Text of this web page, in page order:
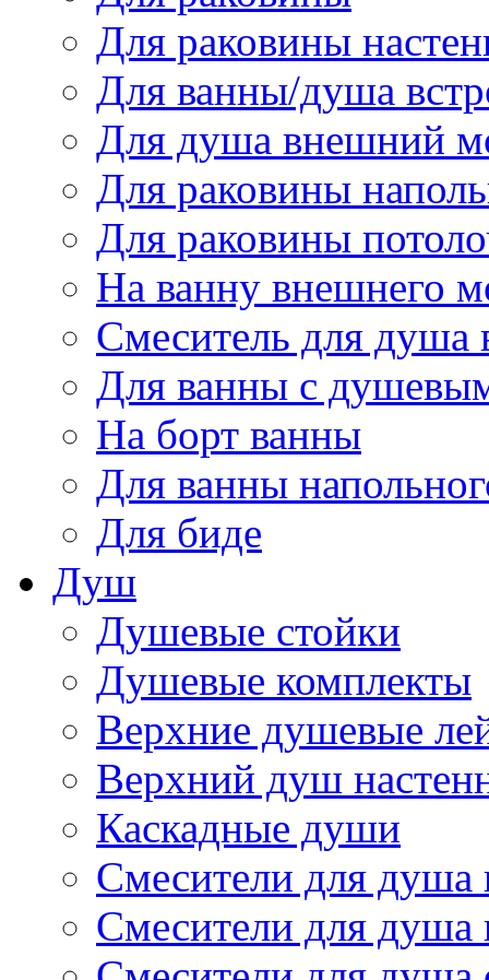
Для раковины
Для ванны/душа
Для душа внешний
Для раковины
Для раковины
На ванну внешнего
Смеситель для душа
Для ванны с
На борт ванны
Для ванны
Для биде
Душ
Душевые стойки
Душевые комплекты
Верхние душевые
Верхний душ
Каскадные души
Смесители для душа
Смесители для душа